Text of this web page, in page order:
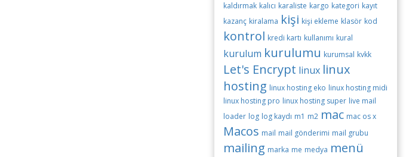
kaldırmak kalıcı karaliste kargo kategori kayıt
kazanç kiralama kişi kişi ekleme klasör kod
kontrol kredi kartı kullanımı kural
kurulum kurulumu kurumsal kvkk
Let's Encrypt linux linux
hosting linux hosting eko linux hosting midi
linux hosting pro linux hosting super live mail
loader log log kaydı m1 m2 mac mac os x
Macos mail mail gönderimi mail grubu
mailing marka me medya menü